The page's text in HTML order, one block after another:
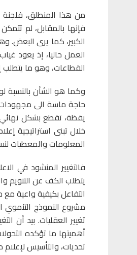
من هذا المنطلق، فلجنة
فإنها بالمقابل، لم
الكبير، كما يرى
العمل حاليا، إذ يعود
القطاعات، وهو ما يتطلب
وكما هو الشأن بالنسبة
حاجة ماسة الى
يقظة، تقطع بشكل نهائي
خلال تبنى استراتيجية
المعلومات والمعطيات
فالتغيير المنشود في
يتطلب الكف عن التنويم
التفاعل بكيفية واعية
مشروع النموذج التنموي
تغيير العقليات. بيد أن
أهميتها ما تؤكده
تحديات، والتأسيس